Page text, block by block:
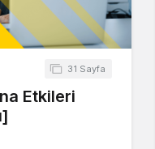
31 Sayfa
Etkileri